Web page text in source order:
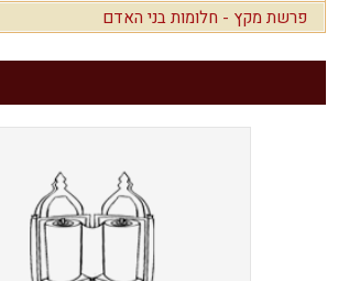
פרשת מקץ - חלומות בני האדם